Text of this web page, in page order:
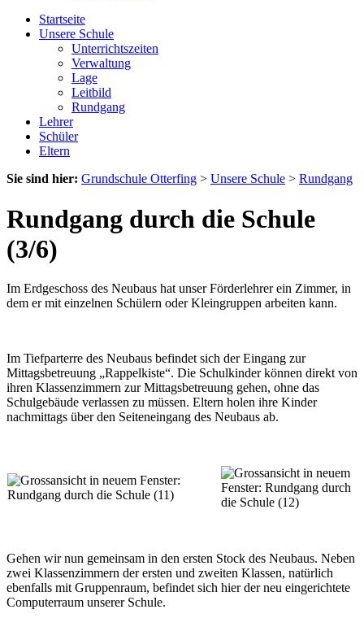
Startseite
Unsere Schule
Unterrichtszeiten
Verwaltung
Lage
Leitbild
Rundgang
Lehrer
Schüler
Eltern
Sie sind hier: Grundschule Otterfing > Unsere Schule > Rundgang
Rundgang durch die Schule
(3/6)
Im Erdgeschoss des Neubaus hat unser Förderlehrer ein Zimmer, in
dem er mit einzelnen Schülern oder Kleingruppen arbeiten kann.
Im Tiefparterre des Neubaus befindet sich der Eingang zur
Mittagsbetreuung „Rappelkiste“. Die Schulkinder können direkt von
ihren Klassenzimmern zur Mittagsbetreuung gehen, ohne das
Schulgebäude verlassen zu müssen. Eltern holen ihre Kinder
nachmittags über den Seiteneingang des Neubaus ab.
Gehen wir nun gemeinsam in den ersten Stock des Neubaus. Neben
zwei Klassenzimmern der ersten und zweiten Klassen, natürlich
ebenfalls mit Gruppenraum, befindet sich hier der neu eingerichtete
Computerraum unserer Schule.